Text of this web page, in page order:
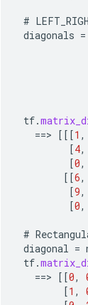
#
diagonals =
tf.
==> [[[1 ,
[4,
[0,
[[6,
[9,
[0,
#
diagonal =
tf.
==> [[0,
[1 ,